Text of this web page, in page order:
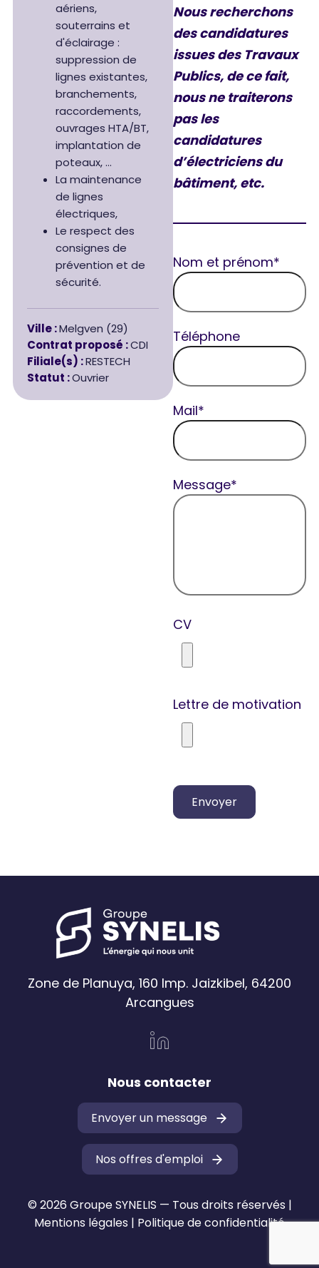
aériens,
souterrains et
d'éclairage :
suppression de
lignes existantes,
branchements,
raccordements,
ouvrages HTA/BT,
implantation de
poteaux, …
La maintenance
de lignes
électriques,
Le respect des
consignes de
prévention et de
sécurité.
Ville :Melgven (29)
Contrat proposé :CDI
Filiale(s) :RESTECH
Statut :Ouvrier
Nous recherchons
des candidatures
issues des Travaux
Publics, de ce fait,
nous ne traiterons
pas les
candidatures
d’électriciens du
bâtiment, etc.
Nom et prénom*
Téléphone
Mail*
Message*
CV
Lettre de motivation
Zone de Planuya, 160 Imp. Jaizkibel, 64200
Arcangues
Nous contacter
Envoyer un message
Nos offres d'emploi
© 2026 Groupe SYNELIS — Tous droits réservés |
Mentions légales | Politique de confidentialité